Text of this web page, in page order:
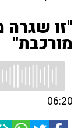
"זו שגרה
מורכבת"
06:20